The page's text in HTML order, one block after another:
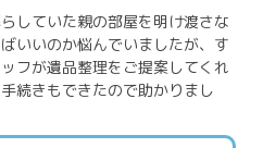
していた親の部屋を明け渡さな
いいのか悩んでいましたが、す
フが遺品整理をご提案してくれ
続きもできたので助かりまし